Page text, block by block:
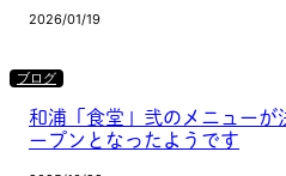
2026/01/19
ブログ
和浦「食堂」弐のメニュー
ープンとなったようです